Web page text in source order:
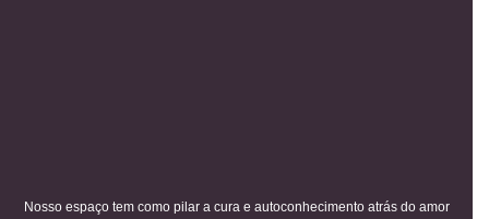
Nosso espaço tem como pilar a cura e autoconhecimento atrás do amor